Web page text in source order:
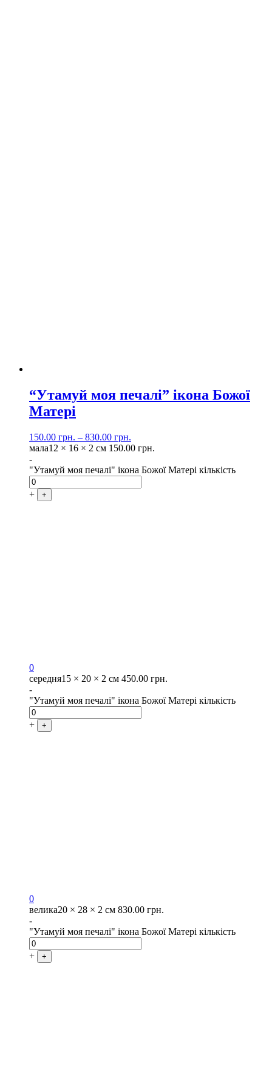
“Утамуй моя печалі” ікона Божої
Матері
150.00 грн. – 830.00 грн.
мала12 × 16 × 2 см 150.00 грн.
-
"Утамуй моя печалі" ікона Божої Матері кількість
+ +
0
середня15 × 20 × 2 см 450.00 грн.
-
"Утамуй моя печалі" ікона Божої Матері кількість
+ +
0
велика20 × 28 × 2 см 830.00 грн.
-
"Утамуй моя печалі" ікона Божої Матері кількість
+ +